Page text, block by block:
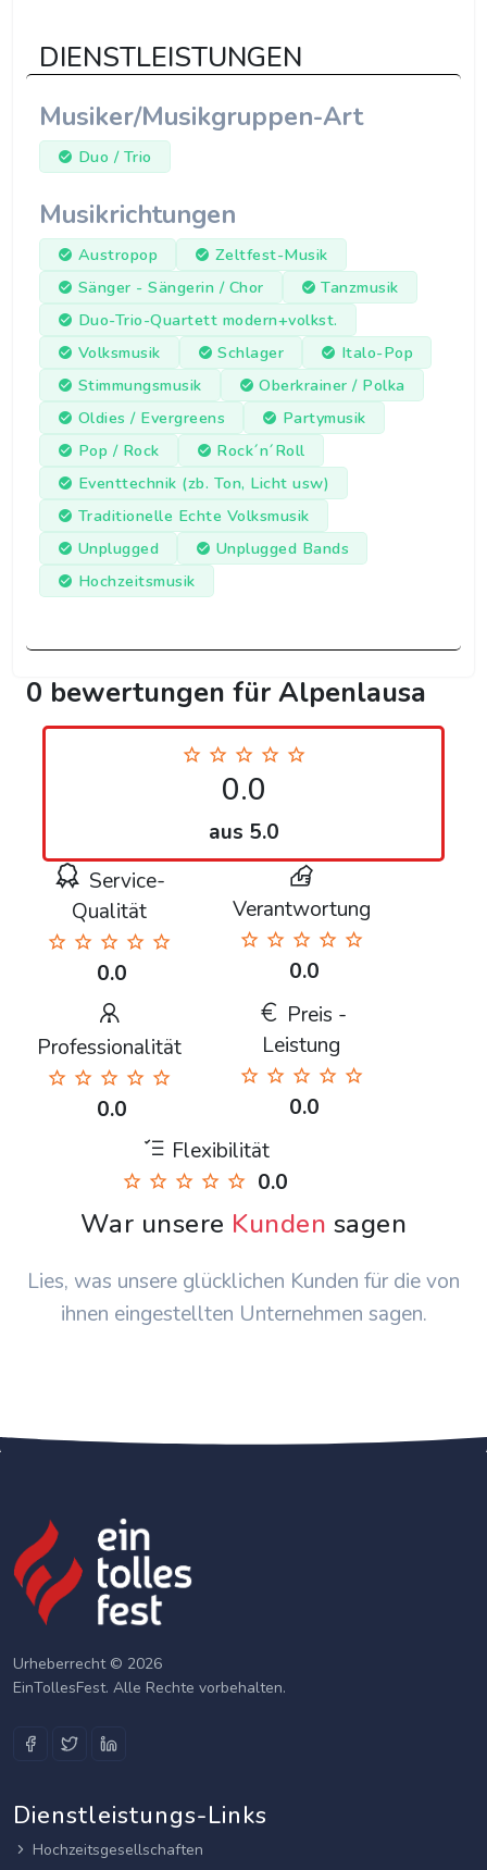
DIENSTLEISTUNGEN
Musiker/Musikgruppen-Art
Duo / Trio
Musikrichtungen
Austropop
Zeltfest-Musik
Sänger - Sängerin / Chor
Tanzmusik
Duo-Trio-Quartett modern+volkst.
Volksmusik
Schlager
Italo-Pop
Stimmungsmusik
Oberkrainer / Polka
Oldies / Evergreens
Partymusik
Pop / Rock
Rock´n´Roll
Eventtechnik (zb. Ton, Licht usw)
Traditionelle Echte Volksmusik
Unplugged
Unplugged Bands
Hochzeitsmusik
0 bewertungen für Alpenlausa
0.0
aus 5.0
Service-
Qualität
0.0
Verantwortung
0.0
Professionalität
0.0
Preis -
Leistung
0.0
Flexibilität
0.0
War unsere Kunden sagen
Lies, was unsere glücklichen Kunden für die von
ihnen eingestellten Unternehmen sagen.
Urheberrecht © 2026
EinTollesFest. Alle Rechte vorbehalten.
Dienstleistungs-Links
Hochzeitsgesellschaften